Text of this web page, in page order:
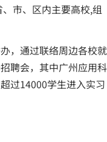
市、区内主要高校,组
，通过联络周边各校就
聘会，其中广州应用科
过14000学生进入实习